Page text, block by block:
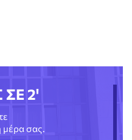
ΣΕ 2'
μέρα σας.